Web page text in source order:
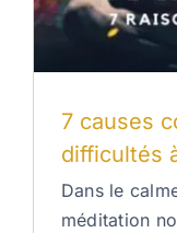
7 causes
difficultés
Dans le
méditation